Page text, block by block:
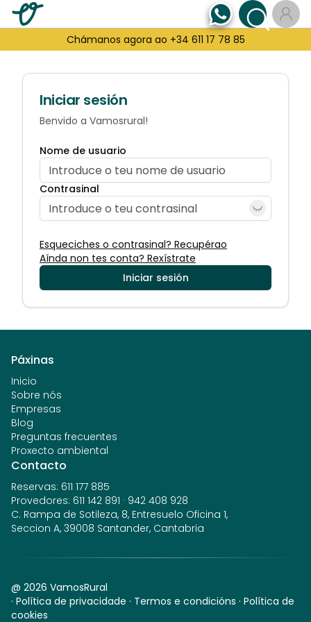
Chámanos agora ao +34 611 17 78 85
Iniciar sesión
Benvido a Vamosrural!
Nome de usuario
Contrasinal
Esqueciches o contrasinal? Recupérao
Aínda non tes conta? Rexístrate
Iniciar sesión
Páxinas
Inicio
Sobre nós
Empresas
Blog
Preguntas frecuentes
Proxecto ambiental
Contacto
Reservas: 611 177 885
Provedores: 611 142 891 · 942 408 928
C. Rampa de Sotileza, 8, Entresuelo Oficina 1,
Seccion A, 39008 Santander, Cantabria
@ 2026 VamosRural
· Política de privacidade · Termos e condicións · Política de
cookies